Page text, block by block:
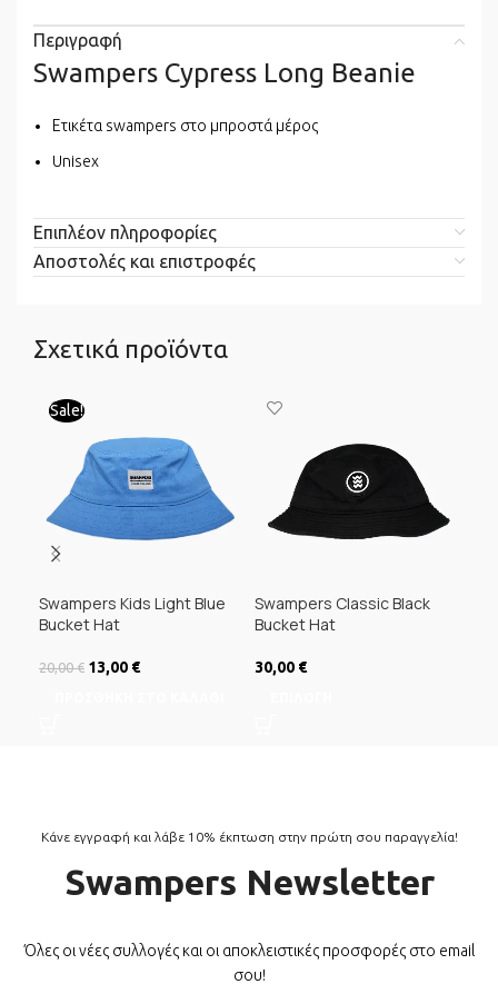
Περιγραφή
Swampers Cypress Long Beanie
Ετικέτα swampers στο μπροστά μέρος
Unisex
Επιπλέον πληροφορίες
Αποστολές και επιστροφές
Σχετικά προϊόντα
Sale!
Swampers Kids Light Blue
Bucket Hat
20,00€ Original price was:
13,00 €Η τρέχουσα
Swampers Classic Black
Bucket Hat
30,00 €
Κάνε εγγραφή και λάβε 10% έκπτωση στην πρώτη σου παραγγελία!
Swampers Newsletter
Όλες οι νέες συλλογές και οι αποκλειστικές προσφορές στο email
σου!